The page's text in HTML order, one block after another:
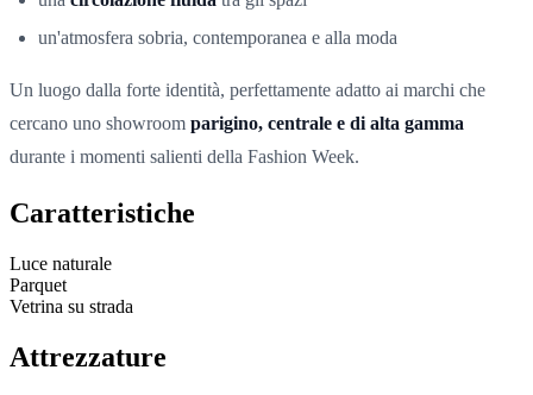
un'atmosfera sobria, contemporanea e alla moda
Un luogo dalla forte identità, perfettamente adatto ai marchi che
cercano uno showroom parigino, centrale e di alta gamma
durante i momenti salienti della Fashion Week.
Caratteristiche
Luce naturale
Parquet
Vetrina su strada
Attrezzature